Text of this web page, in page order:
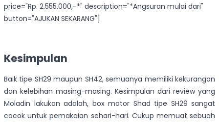
price="Rp. 2.555.000,-*" description="*Angsuran mulai dari"
button="AJUKAN SEKARANG"]
Kesimpulan
Baik tipe SH29 maupun SH42, semuanya memiliki kekurangan
dan kelebihan masing-masing. Kesimpulan dari review yang
Moladin lakukan adalah, box motor Shad tipe SH29 sangat
cocok untuk pemakaian sehari-hari. Cukup memuat sebuah